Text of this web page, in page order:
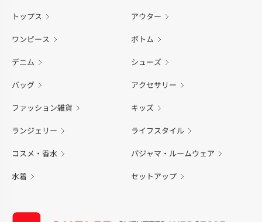
トップス アウター
ワンピース ボトム
デニム シューズ
バッグ アクセサリー
ファッション雑貨 キッズ
ランジェリー ライフスタイル
コスメ・香水 パジャマ・ルームウェア
水着 セットアップ